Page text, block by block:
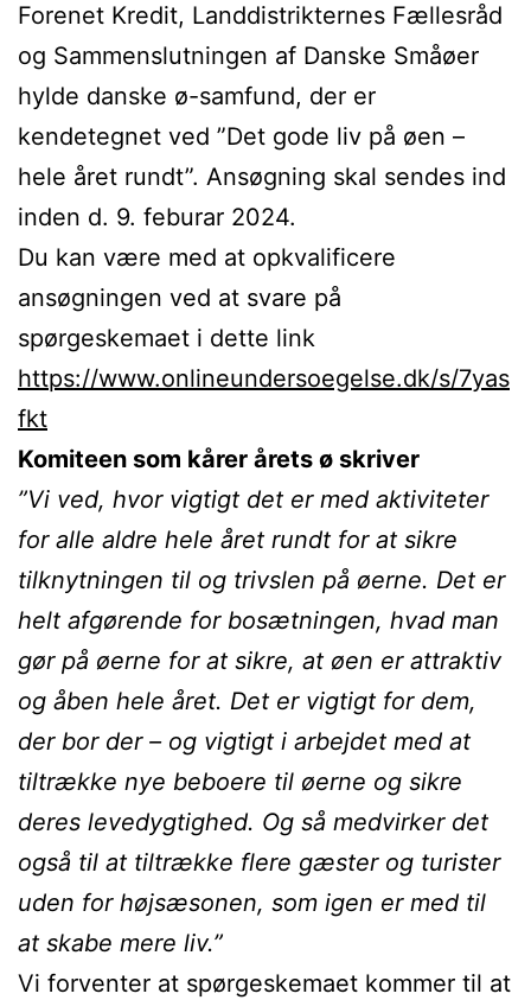
Forenet Kredit, Landdistrikternes Fællesråd
og Sammenslutningen af Danske Småøer
hylde danske ø-samfund, der er
kendetegnet ved ”Det gode liv på øen –
hele året rundt”. Ansøgning skal sendes ind
inden d. 9. feburar 2024.
Du kan være med at opkvalificere
ansøgningen ved at svare på
spørgeskemaet i dette link
https://www.onlineundersoegelse.dk/s/7yas
fkt
Komiteen som kårer årets ø skriver
”Vi ved, hvor vigtigt det er med aktiviteter
for alle aldre hele året rundt for at sikre
tilknytningen til og trivslen på øerne. Det er
helt afgørende for bosætningen, hvad man
gør på øerne for at sikre, at øen er attraktiv
og åben hele året. Det er vigtigt for dem,
der bor der – og vigtigt i arbejdet med at
tiltrække nye beboere til øerne og sikre
deres levedygtighed. Og så medvirker det
også til at tiltrække flere gæster og turister
uden for højsæsonen, som igen er med til
at skabe mere liv.”
Vi forventer at spørgeskemaet kommer til at